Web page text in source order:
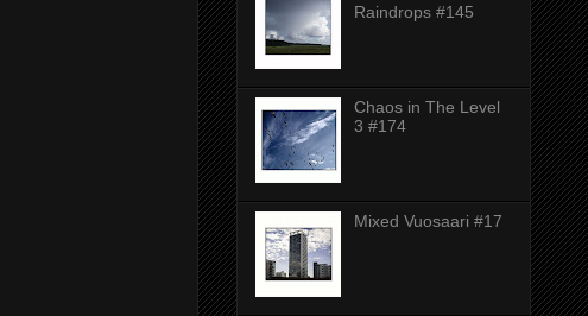
Raindrops #145
Chaos in The Level
3 #174
Mixed Vuosaari #17